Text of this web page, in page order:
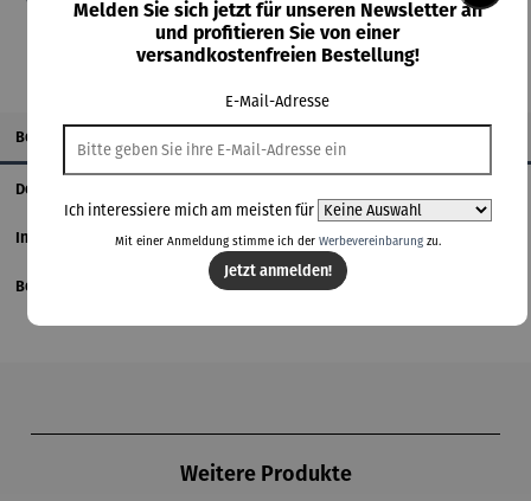
Beschreibung
Details
Informationen zum Hersteller
Bewertungen
Weitere Produkte
Melden Sie sich jetzt für unseren Newsletter an
und profitieren Sie von einer
versandkostenfreien Bestellung!
E-Mail-Adresse
Ich interessiere mich am meisten für
Mit einer Anmeldung stimme ich der Werbevereinbarungzu.
Jetzt anmelden!